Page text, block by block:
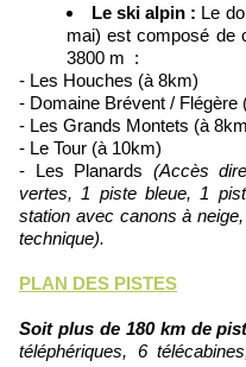
Le ski alpin : Le
mai) est composé de
3800 m :
- Les Houches (à 8km)
- Domaine Brévent / Flégère
- Les Grands Montets (à
- Le Tour (à 10km)
- Les Planards (Accès
vertes, 1 piste bleue, 1
station avec canons à
technique).
PLAN DES PISTES
Soit plus de 180 km de
téléphériques, 6